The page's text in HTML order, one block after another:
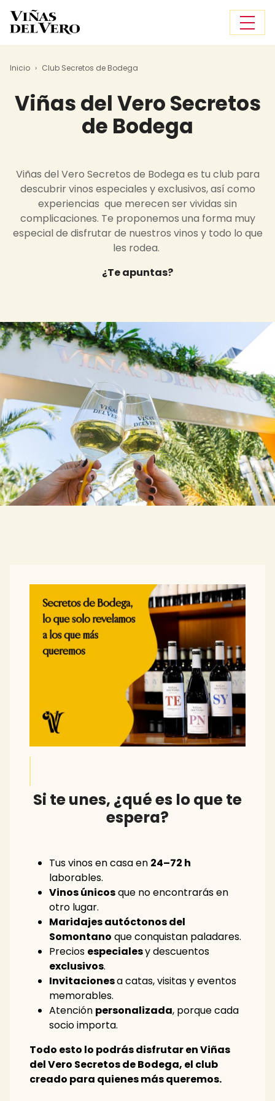
Sobrescribir enlaces de ayuda
Inicio Club Secretos de Bodega
Viñas del Vero Secretos
de Bodega
Viñas del Vero Secretos de Bodega es tu club para
descubrir vinos especiales y exclusivos, así como
experiencias que merecen ser vividas sin
complicaciones. Te proponemos una forma muy
especial de disfrutar de nuestros vinos y todo lo que
les rodea.
¿Te apuntas?
Si te unes, ¿qué es lo que te
espera?
Tus vinos en casa en 24–72 h
laborables.
Vinos únicosque no encontrarás en
otro lugar.
Maridajes autóctonos del
Somontano que conquistan paladares.
Precios especialesy descuentos
exclusivos.
Invitacionesa catas, visitas y eventos
memorables.
Atención personalizada, porque cada
socio importa.
Todo esto lo podrás disfrutar en Viñas
del Vero Secretos de Bodega, el club
creado para quienes más queremos.